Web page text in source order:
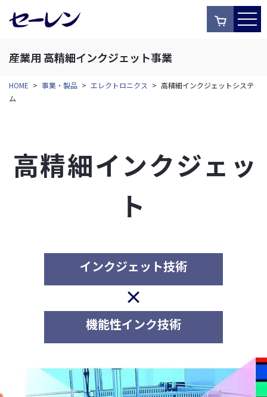
産業用 高精細インクジェット事業
HOME > 事業・製品 > エレクトロニクス > 高精細インクジェットシステ
ム
高精細インクジェッ
ト
インクジェット技術
機能性インク技術